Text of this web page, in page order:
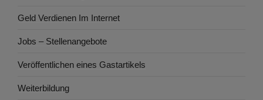
Geld Verdienen Im Internet
Jobs – Stellenangebote
Veröffentlichen eines Gastartikels
Weiterbildung